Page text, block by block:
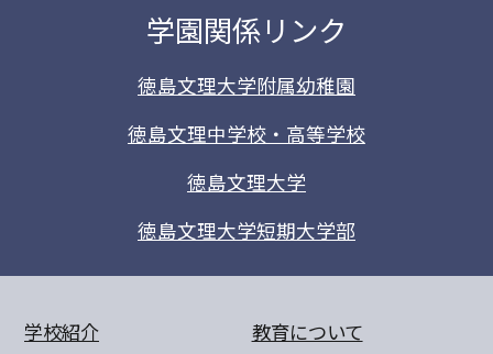
学園関係リンク
徳島文理大学附属幼稚園
徳島文理中学校・高等学校
徳島文理大学
徳島文理大学短期大学部
学校紹介 教育について